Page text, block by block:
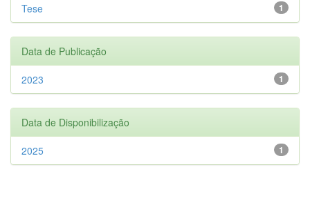
1
Tese
Data de Publicação
1
2023
Data de Disponibilização
1
2025